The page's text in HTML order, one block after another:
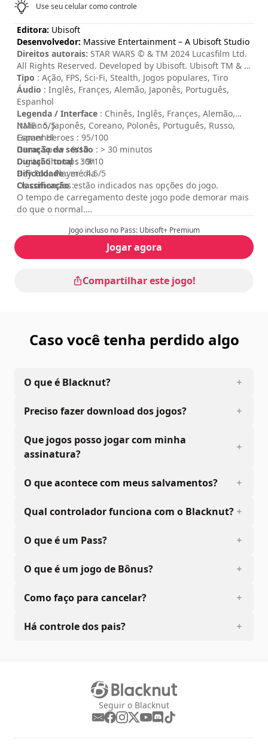
Use seu celular como controle
Editora: Ubisoft
Desenvolvedor: Massive Entertainment – A Ubisoft Studio
Direitos autorais: STAR WARS © & TM 2024 Lucasfilm Ltd.
All Rights Reserved. Developed by Ubisoft. Ubisoft TM & ©
2024 Ubisoft Entertainment. All Rights Reserved.
Tipo : Ação, FPS, Sci-Fi, Stealth, Jogos populares, Tiro
Áudio : Inglês, Françes, Alemão, Japonês, Português,
Espanhol
Legenda / Interface : Chinês, Inglês, Françes, Alemão,
Italiano, Japonês, Coreano, Polonês, Português, Russo,
Espanhol
Duração da sessão : > 30 minutos
Duração total: 30h
Dificuldade: média
Classificação:
NME : 5/5
Gamer Heroes : 95/100
Game Spew : 9/10
Digital Chumps : 9/10
Hey Poor Player : 4.5/5
Os comandos estão indicados nas opções do jogo.
O tempo de carregamento deste jogo pode demorar mais
do que o normal.
Jogo incluso no Pass: Ubisoft+ Premium
Jogar agora
Compartilhar este jogo!
Caso você tenha perdido algo
O que é Blacknut?
Preciso fazer download dos jogos?
Que jogos posso jogar com minha
assinatura?
O que acontece com meus salvamentos?
Qual controlador funciona com o Blacknut?
O que é um Pass?
O que é um jogo de Bônus?
Como faço para cancelar?
Há controle dos pais?
Seguir o Blacknut